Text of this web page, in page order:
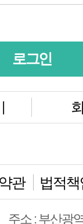
관 법적
주소 : 부산광